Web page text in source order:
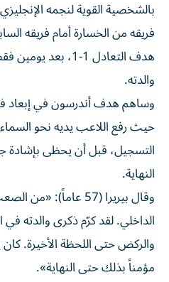
بالشخصية القوية لنجمه
فريقه من الخسارة أمام فريقه
هدف التعادل 1-1،
والدته.
وساهم هدف أندرسون في إبعاد
حيث رفع اللاعب يديه نحو
التسجيل، قبل أن يحظى بإشادة
النهاية.
وقال بيريرا (57
الداخلي. لقد كرّم ذكرى والدته
والركض حتى اللحظة الأخيرة.
مؤمناً بذلك حتى النهاية».